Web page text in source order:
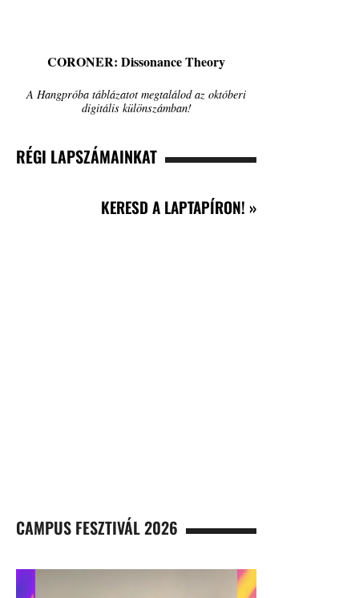
CORONER: Dissonance Theory
A Hangpróba táblázatot megtalálod az októberi
digitális különszámban!
RÉGI LAPSZÁMAINKAT
KERESD A LAPTAPÍRON! »
CAMPUS FESZTIVÁL 2026